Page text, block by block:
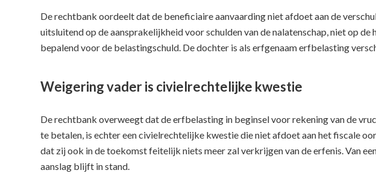
De rechtbank oordeelt dat de beneficiaire aanvaarding niet afdoet aan de
uitsluitend op de aansprakelijkheid voor schulden van de nalatenschap, niet op
bepalend voor de belastingschuld. De dochter is als erfgenaam erfbelasting
Weigering vader is civielrechtelijke kwestie
De rechtbank overweegt dat de erfbelasting in beginsel voor rekening van de
te betalen, is echter een civielrechtelijke kwestie die niet afdoet aan het fiscale
dat zij ook in de toekomst feitelijk niets meer zal verkrijgen van de erfenis. Van
aanslag blijft in stand.